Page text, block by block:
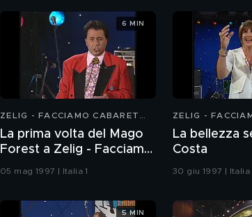
ZELIG - FACCIAMO CABARET
La prima volta del Mago
Forest a Zelig - Facciamo
05 mag 1997 | Italia 1
6 MIN
ZELIG -
La bellezza
Costa
30 giu 1997 | Italia
5 MIN